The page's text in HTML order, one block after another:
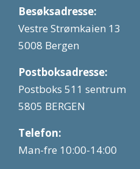
Besøksadresse:
Vestre Strømkaien 13
5008 Bergen
Postboksadresse:
Postboks 511 sentrum
5805 BERGEN
Telefon:
Man-fre 10:00-14:00